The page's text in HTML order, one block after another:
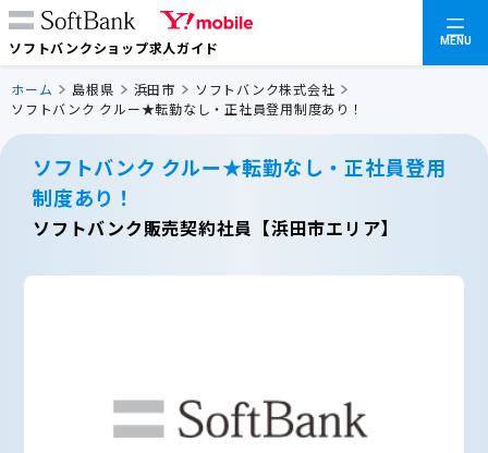
ソフトバンクショップ求人ガイド MENU
ホーム 島根県 浜田市
ソフトバンク株式会社
ソフトバンク クルー★転勤なし・正社員登用制度あり！
ソフトバンク クルー★転勤なし・正社員登用
制度あり！
ソフトバンク販売契約社員【浜田市エリア】